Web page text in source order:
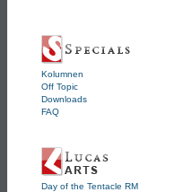
Kolumnen
Off Topic
Downloads
FAQ
Day of the Tentacle RM